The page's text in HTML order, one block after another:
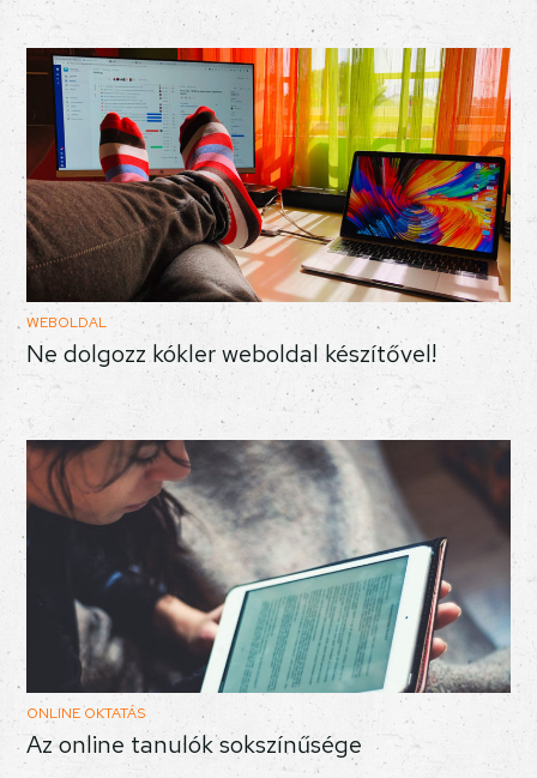
WEBOLDAL
Ne dolgozz kókler weboldal készítővel!
ONLINE OKTATÁS
Az online tanulók sokszínűsége